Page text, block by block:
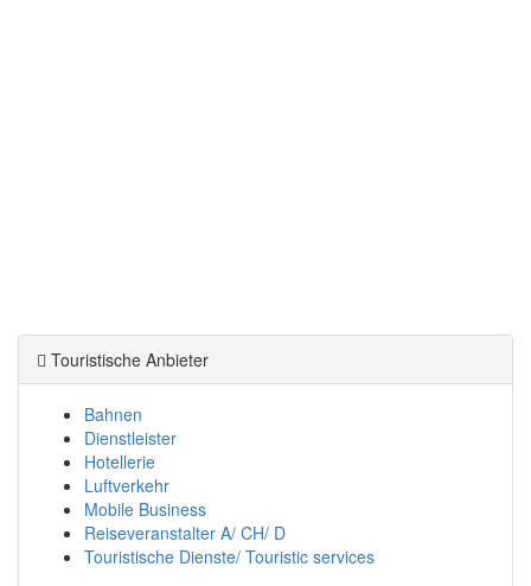
Touristische Anbieter
Bahnen
Dienstleister
Hotellerie
Luftverkehr
Mobile Business
Reiseveranstalter A/ CH/ D
Touristische Dienste/ Touristic services